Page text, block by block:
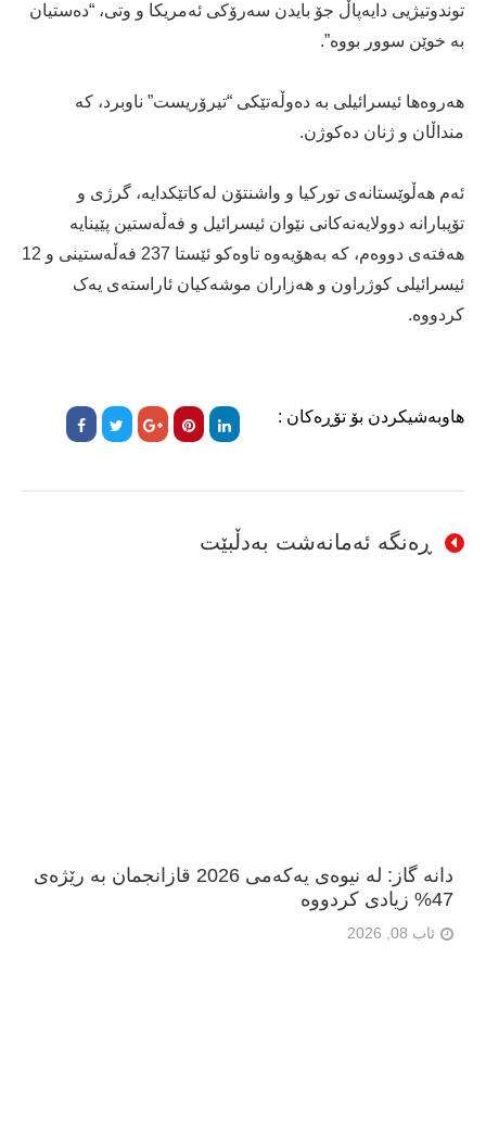
توندوتیژیی دایەپاڵ جۆ بایدن سەرۆکی ئەمریکا و وتی، “دەستیان
بە خوێن سوور بووە”.
هەروەها ئیسرائیلی بە دەوڵەتێکی “تیرۆریست” ناوبرد، کە
منداڵان و ژنان دەکوژن.
ئەم هەڵوێستانەی تورکیا و واشنتۆن لەکاتێکدایە، گرژی و
تۆپبارانە دوولایەنەكانی نێوان ئیسرائیل و فەڵەستین پێینایە
هەفتەی دووەم، کە بەهۆیەوە تاوەکو ئێستا 237 فەڵەستینی و 12
ئیسرائیلی کوژراون و هەزاران موشەکیان ئاراستەی یەک
کردووە.
هاوبەشیکردن بۆ تۆڕەکان :
ڕەنگە ئەمانەشت بەدڵبێت
دانە گاز: لە نیوەی یەکەمی 2026 قازانجمان بە رێژەی
47% زیادی کردووە
ئاب 08, 2026